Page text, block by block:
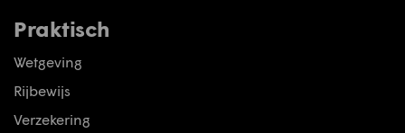
Praktisch
Wetgeving
Rijbewijs
Verzekering